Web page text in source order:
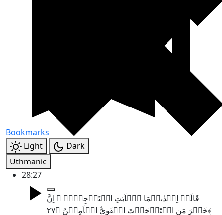
Bookmarks
Light
Dark
Uthmanic
28:27
قَالَتۡ اِحۡدٰٮہُمَا یٰۤاَبَتِ اسۡتَاۡجِرۡہُ ۫ اِنَّ
خَیۡرَ مَنِ اسۡتَاۡجَرۡتَ الۡقَوِیُّ الۡاَمِیۡنُ ﴿۲۷﴾